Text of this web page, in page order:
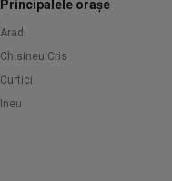
Principalele orașe
Arad
Chisineu Cris
Curtici
Ineu